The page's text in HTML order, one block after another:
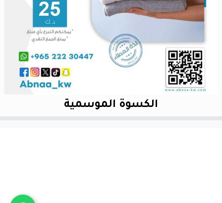
الكسوة الموسمية